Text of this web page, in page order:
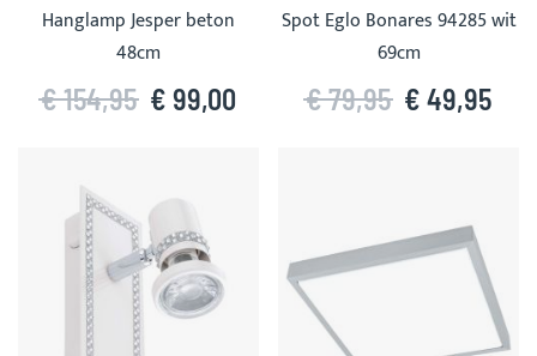
Hanglamp Jesper beton
48cm
€ 99,00
€ 154,95
Spot Eglo Bonares 94285 wit
69cm
€ 49,95
€ 79,95